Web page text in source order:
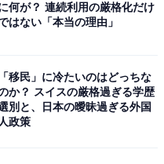
街で食べ歩きやジンギ
性／福島県）
マです
。最新の内容をご確認
何が？ 連続利用の厳格化だけ
はない「本当の理由」
「移民」に冷たいのはどっちな
か？ スイスの厳格過ぎる学歴
別と、日本の曖昧過ぎる外国
人政策